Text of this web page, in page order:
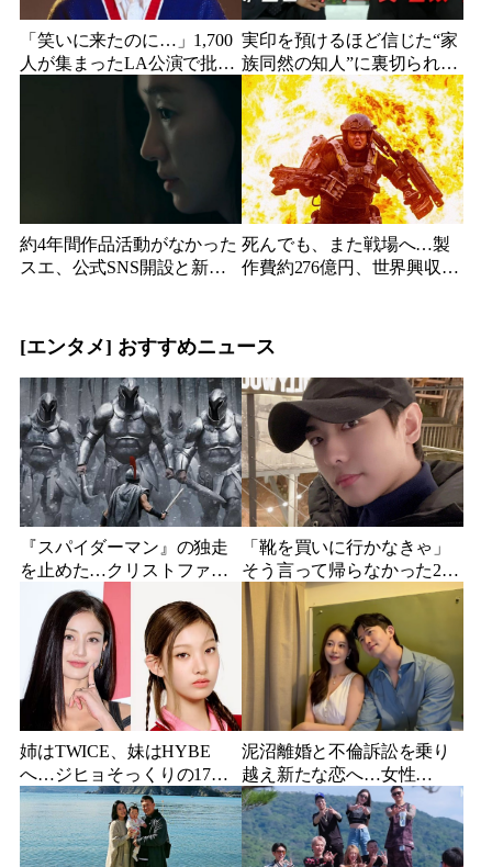
「笑いに来たのに…」1,700
人が集まったLA公演で批判
続出、人気コメディアンが
実印を預けるほど信じた“家
族同然の知人”に裏切られ
た…収益9対1、10年間の奴
隷契約で人生が一変
約4年間作品活動がなかった
スエ、公式SNS開設と新ビ
死んでも、また戦場へ…製
作費約276億円、世界興収
ル』がついに配信
[エンタメ] おすすめニュース
『スパイダーマン』の独走
を止めた…クリストファ
ー・ノーラン史上最大、390
億円の超大作がついに韓国
上陸
「靴を買いに行かなきゃ」
そう言って帰らなかった24
歳俳優…28歳の誕生日、母
が玄関に置いた“届かない贈
り物”
姉はTWICE、妹はHYBE
へ…ジヒョそっくりの17歳
妹、多国籍7人組でついにデ
ビュー
泥沼離婚と不倫訴訟を乗り
越え新たな恋へ…女性
YouTuberが選んだのは身長
189cmの医者